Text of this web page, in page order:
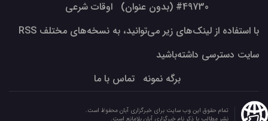
#49730 (بدون عنوان)
اوقات شرعی
با استفاده از لینک‌های زیر می‌توانید، به نسخه‌های مختلف RSS
سایت دسترسی داشته‌باشید
برگه نمونه
تماس با ما
تمام حقوق این وب سایت برای خبرگزاری آبان محفوظ است.
نشر مطالب با ذکر نام خبرگزاری آبان بلامانع است.